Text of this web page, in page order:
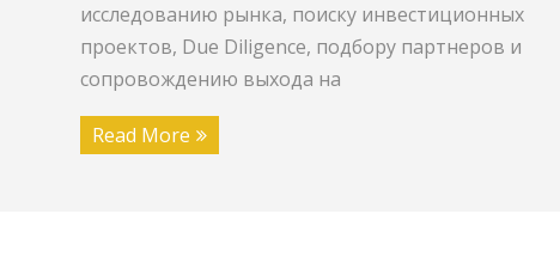
исследованию рынка, поиску инвестиционных
проектов, Due Diligence, подбору партнеров и
сопровождению выхода на
Read More